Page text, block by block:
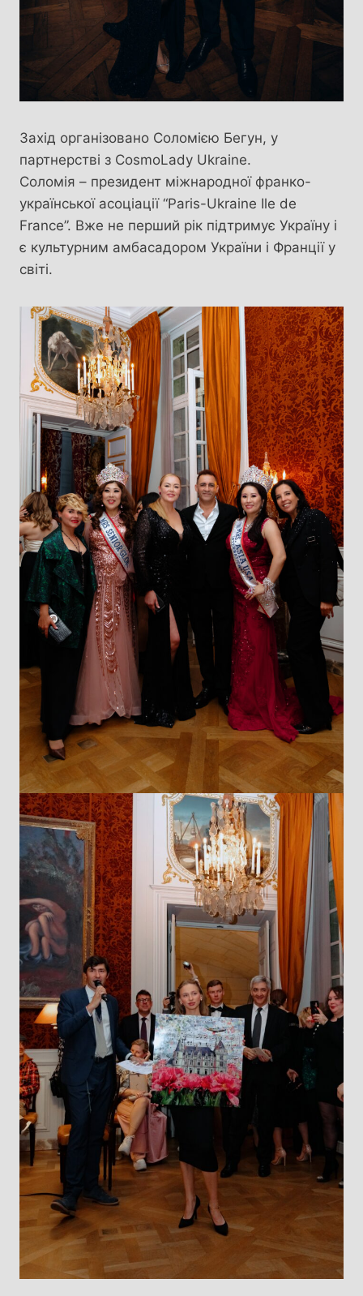
Захід організовано Соломією Бегун, у
партнерстві з CosmoLady Ukraine.
Соломія – президент міжнародної франко-
української асоціації “Paris-Ukraine Ile de
France”. Вже не перший рік підтримує Україну і
є культурним амбасадором України і Франції у
світі.